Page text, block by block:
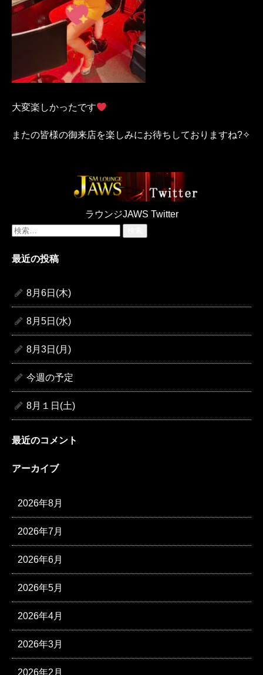
大変楽しかったです
またの皆様の御来店を楽しみにお待ちしておりますね?✧︎
ラウンジJAWS Twitter
検
最近の投稿
8月6日(木)
8月5日(水)
8月3日(月)
今週の予定
8月１日(土)
最近のコメント
アーカイブ
2026年8月
2026年7月
2026年6月
2026年5月
2026年4月
2026年3月
2026年2月